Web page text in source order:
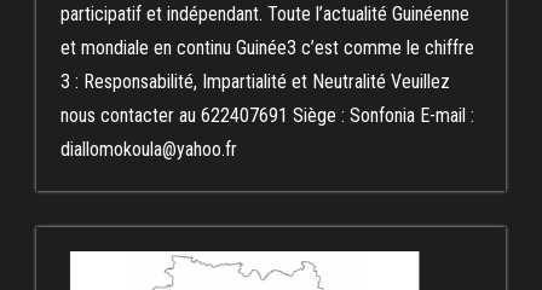
participatif et indépendant. Toute l’actualité Guinéenne
et mondiale en continu Guinée3 c’est comme le chiffre
3 : Responsabilité, Impartialité et Neutralité Veuillez
nous contacter au 622407691 Siège : Sonfonia E-mail :
diallomokoula@yahoo.fr